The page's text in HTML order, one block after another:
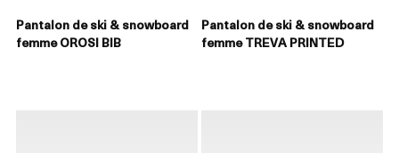
Pantalon de ski & snowboard
femme OROSI BIB
Pantalon de ski & snowboard
femme TREVA PRINTED